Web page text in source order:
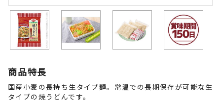
商品特長
国産小麦の長持ち生タイプ麺。常温での長期保存が可能な生
タイプの焼うどんです。